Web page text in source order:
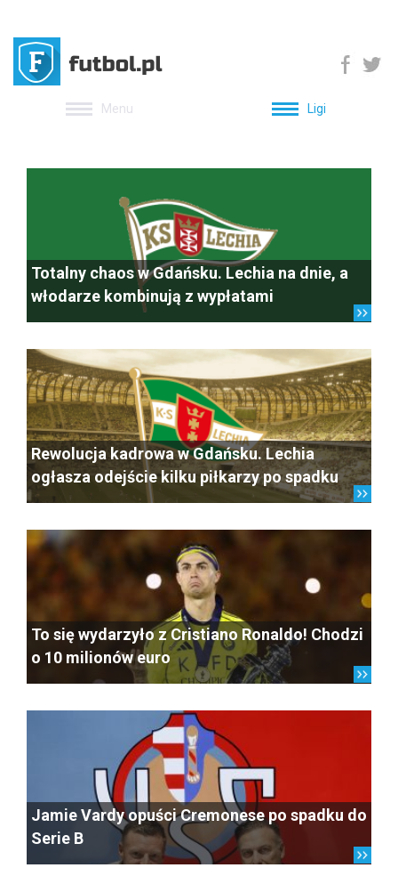
Menu Ligi
Totalny chaos w Gdańsku. Lechia na dnie, a
włodarze kombinują z wypłatami
Rewolucja kadrowa w Gdańsku. Lechia
ogłasza odejście kilku piłkarzy po spadku
To się wydarzyło z Cristiano Ronaldo! Chodzi
o 10 milionów euro
Jamie Vardy opuści Cremonese po spadku do
Serie B